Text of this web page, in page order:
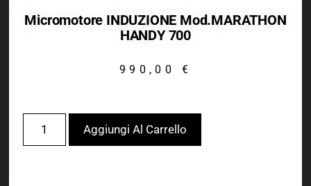
Micromotore INDUZIONE Mod.MARATHON
HANDY 700
990,00 €
Aggiungi Al Carrello